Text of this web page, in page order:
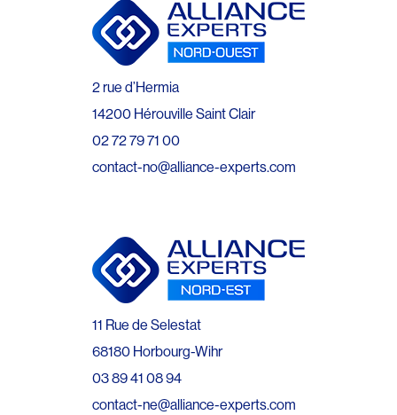
2 rue d’Hermia
14200 Hérouville Saint Clair
02 72 79 71 00
contact-no@alliance-experts.com
11 Rue de Selestat
68180 Horbourg-Wihr
03 89 41 08 94
contact-ne@alliance-experts.com